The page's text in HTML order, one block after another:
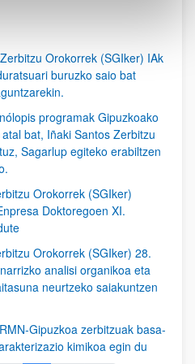
Orokorrek (SGIker) IAk
buruzko saio bat
programak Gipuzkoako
bat, Iñaki Santos Zerbitzu
Sagarlup egiteko erabiltzen
Orokorrek (SGIker)
Doktoregoen XI.
Orokorrek (SGIker) 28.
analisi organikoa eta
neurtzeko saiakuntzen
Gipuzkoa zerbitzuak basa-
kimikoa egin du